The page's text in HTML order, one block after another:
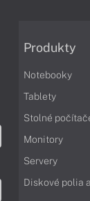
Produkty
Notebooky
Tablety
Stolné
Monitory
Servery
Diskové polia